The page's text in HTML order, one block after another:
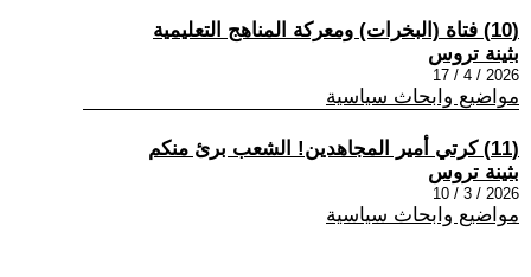
(10) فتاة (البخرات) ومعركة المناهج التعليمية
بثينة تروس
2026 / 4 / 17
مواضيع وابحاث سياسية
(11) كرتي أمير المجاهدين! الشعب برئ منكم
بثينة تروس
2026 / 3 / 10
مواضيع وابحاث سياسية